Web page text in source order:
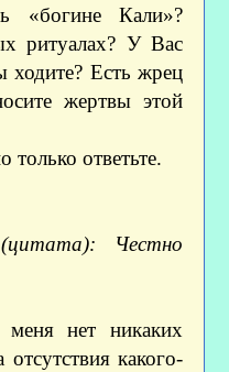
«богине Кали»?
ритуалах? У Вас
ходите? Есть жрец
жертвы этой
только ответьте.
Честно
нет никаких
какого-